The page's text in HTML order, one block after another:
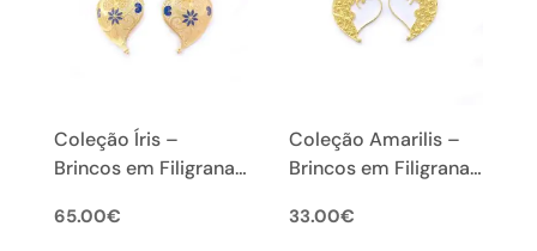
Coleção Íris –
Brincos em Filigrana
65.00€
Coleção Amarilis –
Brincos em Filigrana
33.00€